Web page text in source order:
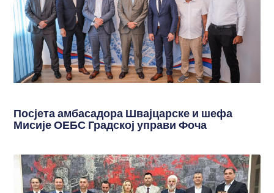
Посјета амбасадора Швајцарске и шефа
Мисије ОЕБС Градској управи Фоча